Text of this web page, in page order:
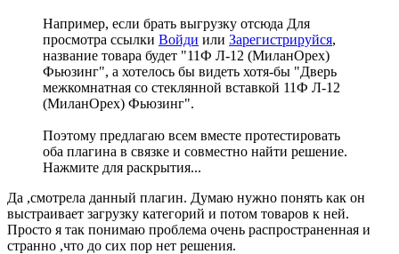
Например, если брать выгрузку отсюда Для
просмотра ссылки Войди или Зарегистрируйся,
название товара будет "11Ф Л-12 (МиланОрех)
Фьюзинг", а хотелось бы видеть хотя-бы "Дверь
межкомнатная со стеклянной вставкой 11Ф Л-12
(МиланОрех) Фьюзинг".
Поэтому предлагаю всем вместе протестировать
оба плагина в связке и совместно найти решение.
Нажмите для раскрытия...
Да ,смотрела данный плагин. Думаю нужно понять как он
выстраивает загрузку категорий и потом товаров к ней.
Просто я так понимаю проблема очень распространенная и
странно ,что до сих пор нет решения.